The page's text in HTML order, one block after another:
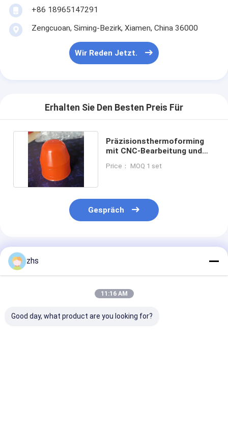
+86 18965147291
Zengcuoan, Siming-Bezirk, Xiamen, China 36000
Wir Reden Jetzt.
Erhalten Sie Den Besten Preis Für
Präzisionsthermoforming
mit CNC-Bearbeitung und
Price： MOQ 1 set
Gespräch
Empfohlene Produkte
zhs
11:16 AM
Good day, what product are you looking for?